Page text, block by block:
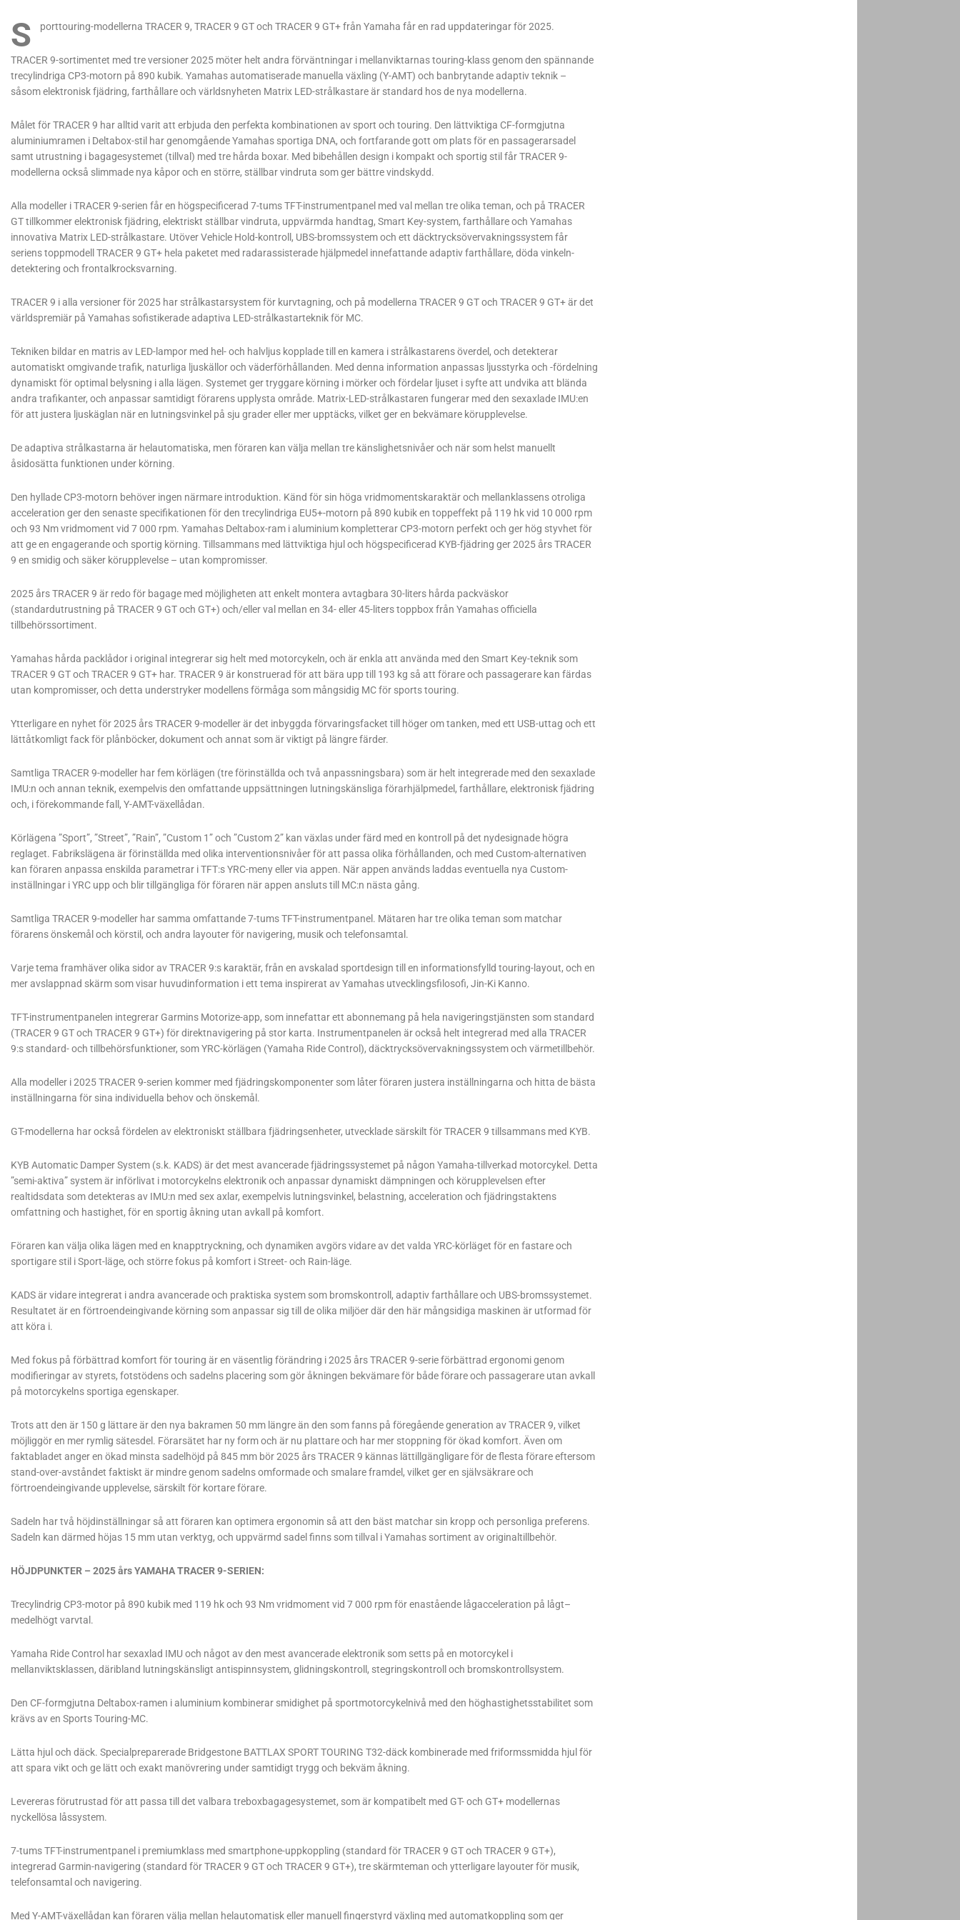
S porttouring-modellerna TRACER 9, TRACER 9 GT och TRACER 9 GT+ från Yamaha får en rad uppdateringar för 2025.
TRACER 9-sortimentet med tre versioner 2025 möter helt andra förväntningar i mellanviktarnas touring-klass genom den spännande
trecylindriga CP3-motorn på 890 kubik. Yamahas automatiserade manuella växling (Y-AMT) och banbrytande adaptiv teknik –
såsom elektronisk fjädring, farthållare och världsnyheten Matrix LED-strålkastare är standard hos de nya modellerna.
Målet för TRACER 9 har alltid varit att erbjuda den perfekta kombinationen av sport och touring. Den lättviktiga CF-formgjutna
aluminiumramen i Deltabox-stil har genomgående Yamahas sportiga DNA, och fortfarande gott om plats för en passagerarsadel
samt utrustning i bagagesystemet (tillval) med tre hårda boxar. Med bibehållen design i kompakt och sportig stil får TRACER 9-
modellerna också slimmade nya kåpor och en större, ställbar vindruta som ger bättre vindskydd.
Alla modeller i TRACER 9-serien får en högspecificerad 7-tums TFT-instrumentpanel med val mellan tre olika teman, och på TRACER
GT tillkommer elektronisk fjädring, elektriskt ställbar vindruta, uppvärmda handtag, Smart Key-system, farthållare och Yamahas
innovativa Matrix LED-strålkastare. Utöver Vehicle Hold-kontroll, UBS-bromssystem och ett däcktrycksövervakningssystem får
seriens toppmodell TRACER 9 GT+ hela paketet med radarassisterade hjälpmedel innefattande adaptiv farthållare, döda vinkeln-
detektering och frontalkrocksvarning.
TRACER 9 i alla versioner för 2025 har strålkastarsystem för kurvtagning, och på modellerna TRACER 9 GT och TRACER 9 GT+ är det
världspremiär på Yamahas sofistikerade adaptiva LED-strålkastarteknik för MC.
Tekniken bildar en matris av LED-lampor med hel- och halvljus kopplade till en kamera i strålkastarens överdel, och detekterar
automatiskt omgivande trafik, naturliga ljuskällor och väderförhållanden. Med denna information anpassas ljusstyrka och -fördelning
dynamiskt för optimal belysning i alla lägen. Systemet ger tryggare körning i mörker och fördelar ljuset i syfte att undvika att blända
andra trafikanter, och anpassar samtidigt förarens upplysta område. Matrix-LED-strålkastaren fungerar med den sexaxlade IMU:en
för att justera ljuskäglan när en lutningsvinkel på sju grader eller mer upptäcks, vilket ger en bekvämare körupplevelse.
De adaptiva strålkastarna är helautomatiska, men föraren kan välja mellan tre känslighetsnivåer och när som helst manuellt
åsidosätta funktionen under körning.
Den hyllade CP3-motorn behöver ingen närmare introduktion. Känd för sin höga vridmomentskaraktär och mellanklassens otroliga
acceleration ger den senaste specifikationen för den trecylindriga EU5+-motorn på 890 kubik en toppeffekt på 119 hk vid 10 000 rpm
och 93 Nm vridmoment vid 7 000 rpm. Yamahas Deltabox-ram i aluminium kompletterar CP3-motorn perfekt och ger hög styvhet för
att ge en engagerande och sportig körning. Tillsammans med lättviktiga hjul och högspecificerad KYB-fjädring ger 2025 års TRACER
9 en smidig och säker körupplevelse – utan kompromisser.
2025 års TRACER 9 är redo för bagage med möjligheten att enkelt montera avtagbara 30-liters hårda packväskor
(standardutrustning på TRACER 9 GT och GT+) och/eller val mellan en 34- eller 45-liters toppbox från Yamahas officiella
tillbehörssortiment.
Yamahas hårda packlådor i original integrerar sig helt med motorcykeln, och är enkla att använda med den Smart Key-teknik som
TRACER 9 GT och TRACER 9 GT+ har. TRACER 9 är konstruerad för att bära upp till 193 kg så att förare och passagerare kan färdas
utan kompromisser, och detta understryker modellens förmåga som mångsidig MC för sports touring.
Ytterligare en nyhet för 2025 års TRACER 9-modeller är det inbyggda förvaringsfacket till höger om tanken, med ett USB-uttag och ett
lättåtkomligt fack för plånböcker, dokument och annat som är viktigt på längre färder.
Samtliga TRACER 9-modeller har fem körlägen (tre förinställda och två anpassningsbara) som är helt integrerade med den sexaxlade
IMU:n och annan teknik, exempelvis den omfattande uppsättningen lutningskänsliga förarhjälpmedel, farthållare, elektronisk fjädring
och, i förekommande fall, Y-AMT-växellådan.
Körlägena ”Sport”, ”Street”, ”Rain”, ”Custom 1” och ”Custom 2” kan växlas under färd med en kontroll på det nydesignade högra
reglaget. Fabrikslägena är förinställda med olika interventionsnivåer för att passa olika förhållanden, och med Custom-alternativen
kan föraren anpassa enskilda parametrar i TFT:s YRC-meny eller via appen. När appen används laddas eventuella nya Custom-
inställningar i YRC upp och blir tillgängliga för föraren när appen ansluts till MC:n nästa gång.
Samtliga TRACER 9-modeller har samma omfattande 7-tums TFT-instrumentpanel. Mätaren har tre olika teman som matchar
förarens önskemål och körstil, och andra layouter för navigering, musik och telefonsamtal.
Varje tema framhäver olika sidor av TRACER 9:s karaktär, från en avskalad sportdesign till en informationsfylld touring-layout, och en
mer avslappnad skärm som visar huvudinformation i ett tema inspirerat av Yamahas utvecklingsfilosofi, Jin-Ki Kanno.
TFT-instrumentpanelen integrerar Garmins Motorize-app, som innefattar ett abonnemang på hela navigeringstjänsten som standard
(TRACER 9 GT och TRACER 9 GT+) för direktnavigering på stor karta. Instrumentpanelen är också helt integrerad med alla TRACER
9:s standard- och tillbehörsfunktioner, som YRC-körlägen (Yamaha Ride Control), däcktrycksövervakningssystem och värmetillbehör.
Alla modeller i 2025 TRACER 9-serien kommer med fjädringskomponenter som låter föraren justera inställningarna och hitta de bästa
inställningarna för sina individuella behov och önskemål.
GT-modellerna har också fördelen av elektroniskt ställbara fjädringsenheter, utvecklade särskilt för TRACER 9 tillsammans med KYB.
KYB Automatic Damper System (s.k. KADS) är det mest avancerade fjädringssystemet på någon Yamaha-tillverkad motorcykel. Detta
”semi-aktiva” system är införlivat i motorcykelns elektronik och anpassar dynamiskt dämpningen och körupplevelsen efter
realtidsdata som detekteras av IMU:n med sex axlar, exempelvis lutningsvinkel, belastning, acceleration och fjädringstaktens
omfattning och hastighet, för en sportig åkning utan avkall på komfort.
Föraren kan välja olika lägen med en knapptryckning, och dynamiken avgörs vidare av det valda YRC-körläget för en fastare och
sportigare stil i Sport-läge, och större fokus på komfort i Street- och Rain-läge.
KADS är vidare integrerat i andra avancerade och praktiska system som bromskontroll, adaptiv farthållare och UBS-bromssystemet.
Resultatet är en förtroendeingivande körning som anpassar sig till de olika miljöer där den här mångsidiga maskinen är utformad för
att köra i.
Med fokus på förbättrad komfort för touring är en väsentlig förändring i 2025 års TRACER 9-serie förbättrad ergonomi genom
modifieringar av styrets, fotstödens och sadelns placering som gör åkningen bekvämare för både förare och passagerare utan avkall
på motorcykelns sportiga egenskaper.
Trots att den är 150 g lättare är den nya bakramen 50 mm längre än den som fanns på föregående generation av TRACER 9, vilket
möjliggör en mer rymlig sätesdel. Förarsätet har ny form och är nu plattare och har mer stoppning för ökad komfort. Även om
faktabladet anger en ökad minsta sadelhöjd på 845 mm bör 2025 års TRACER 9 kännas lättillgängligare för de flesta förare eftersom
stand-over-avståndet faktiskt är mindre genom sadelns omformade och smalare framdel, vilket ger en självsäkrare och
förtroendeingivande upplevelse, särskilt för kortare förare.
Sadeln har två höjdinställningar så att föraren kan optimera ergonomin så att den bäst matchar sin kropp och personliga preferens.
Sadeln kan därmed höjas 15 mm utan verktyg, och uppvärmd sadel finns som tillval i Yamahas sortiment av originaltillbehör.
HÖJDPUNKTER – 2025 års YAMAHA TRACER 9-SERIEN:
Trecylindrig CP3-motor på 890 kubik med 119 hk och 93 Nm vridmoment vid 7 000 rpm för enastående lågacceleration på lågt–
medelhögt varvtal.
Yamaha Ride Control har sexaxlad IMU och något av den mest avancerade elektronik som setts på en motorcykel i
mellanviktsklassen, däribland lutningskänsligt antispinnsystem, glidningskontroll, stegringskontroll och bromskontrollsystem.
Den CF-formgjutna Deltabox-ramen i aluminium kombinerar smidighet på sportmotorcykelnivå med den höghastighetsstabilitet som
krävs av en Sports Touring-MC.
Lätta hjul och däck. Specialpreparerade Bridgestone BATTLAX SPORT TOURING T32-däck kombinerade med friformssmidda hjul för
att spara vikt och ge lätt och exakt manövrering under samtidigt trygg och bekväm åkning.
Levereras förutrustad för att passa till det valbara treboxbagagesystemet, som är kompatibelt med GT- och GT+ modellernas
nyckellösa låssystem.
7-tums TFT-instrumentpanel i premiumklass med smartphone-uppkoppling (standard för TRACER 9 GT och TRACER 9 GT+),
integrerad Garmin-navigering (standard för TRACER 9 GT och TRACER 9 GT+), tre skärmteman och ytterligare layouter för musik,
telefonsamtal och navigering.
Med Y-AMT-växellådan kan föraren välja mellan helautomatisk eller manuell fingerstyrd växling med automatkoppling som ger